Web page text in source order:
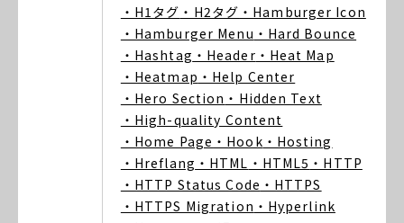
・H1タグ ・H2タグ ・Hamburger Icon
・Hamburger Menu ・Hard Bounce
・Hashtag ・Header ・Heat Map
・Heatmap ・Help Center
・Hero Section ・Hidden Text
・High-quality Content
・Home Page ・Hook ・Hosting
・Hreflang ・HTML ・HTML5 ・HTTP
・HTTP Status Code ・HTTPS
・HTTPS Migration ・Hyperlink